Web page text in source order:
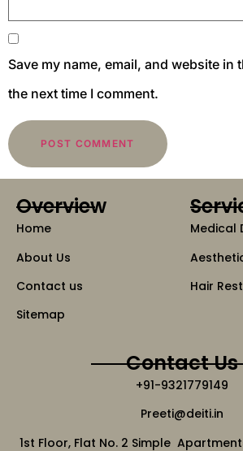
Save my name, email, and website in
the next time I comment.
Overview
Home
About Us
Contact us
Sitemap
Medical
Hair
Contact Us
+91-9321779149
Preeti@deiti.in
1st Floor, Flat No. 2 Simple